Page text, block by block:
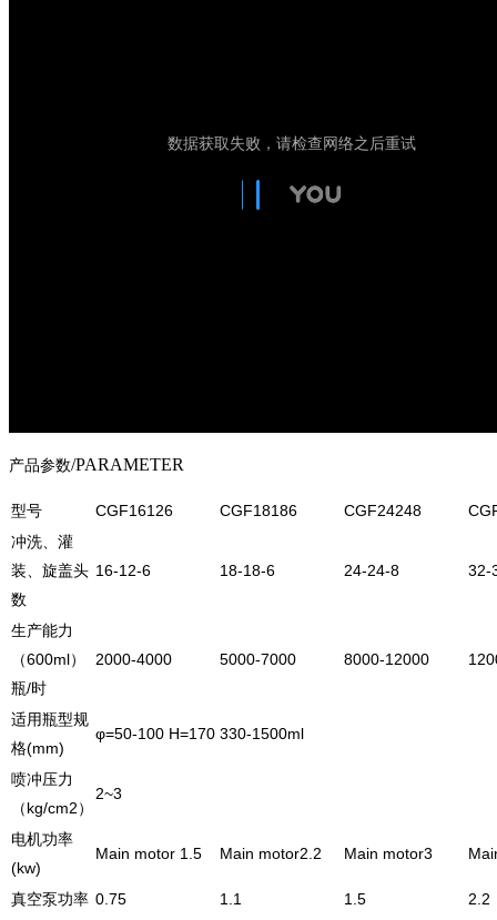
产品参数/PARAMETER
型号 CGF16126 CGF18186 CGF24248
冲洗、灌
装、旋盖头
数
16-12-6 18-18-6 24-24-8 32-
生产能力
（600ml）
瓶/时
2000-4000 5000-7000 8000-12000
适用瓶型规
格(mm)
φ=50-100 H=170 330-1500ml
喷冲压力
（kg/cm2）
2~3
电机功率
(kw)
Main motor 1.5 Main motor2.2 Main motor3
真空泵功率 0.75 1.1 1.5 2.2